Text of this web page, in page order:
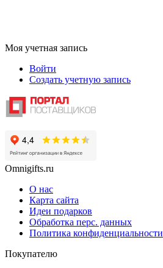
Моя учетная запись
Войти
Создать учетную запись
Omnigifts.ru
О нас
Карта сайта
Идеи подарков
Обработка перс. данных
Политика конфиденциальности
Покупателю